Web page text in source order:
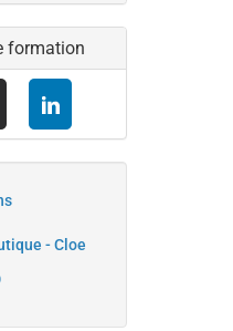
formation
- Cloe